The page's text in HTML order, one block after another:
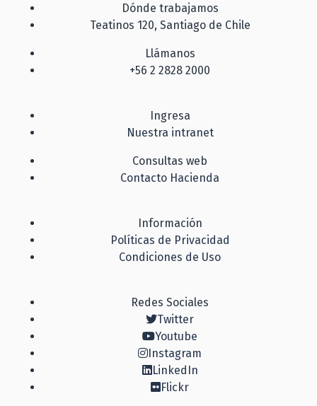
Dónde trabajamos
Teatinos 120, Santiago de Chile
Llámanos
+56 2 2828 2000
Ingresa
Nuestra intranet
Consultas web
Contacto Hacienda
Información
Políticas de Privacidad
Condiciones de Uso
Redes Sociales
Twitter
Youtube
Instagram
LinkedIn
Flickr